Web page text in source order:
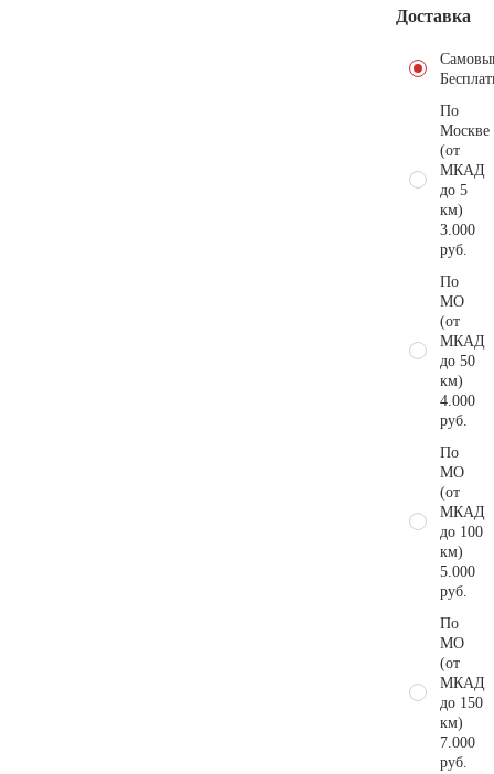
Доставка
По
Москве
(от
МКАД
до 5
км)
3.000
руб.
По
МО
(от
МКАД
до 50
км)
4.000
руб.
По
МО
(от
МКАД
до 100
км)
5.000
руб.
По
МО
(от
МКАД
до 150
км)
7.000
руб.